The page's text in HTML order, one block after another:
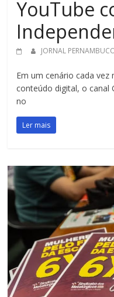
YouTube
JORNAL
Em um cenário cada
conteúdo digital, o canal
no
Ler mais